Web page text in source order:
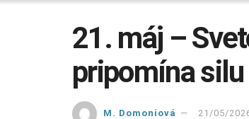
21. máj –
pripomína
M. Domoniová 21/05/